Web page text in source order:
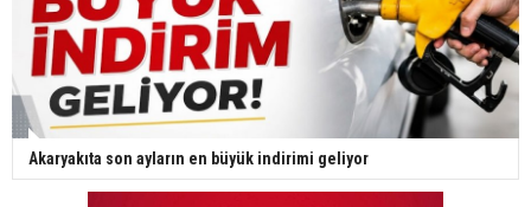
Akaryakıta son ayların en büyük indirimi geliyor